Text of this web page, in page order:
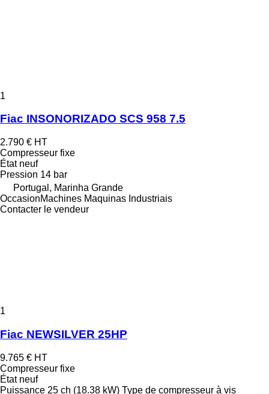
1
Fiac INSONORIZADO SCS 958 7.5
2.790 € HT
Compresseur fixe
Étatneuf
Pression 14 bar
Portugal, Marinha Grande
OccasionMachines Maquinas Industriais
Contacter le vendeur
1
Fiac NEWSILVER 25HP
9.765 € HT
Compresseur fixe
Étatneuf
Puissance 25 ch (18.38 kW) Type de compresseur à vis